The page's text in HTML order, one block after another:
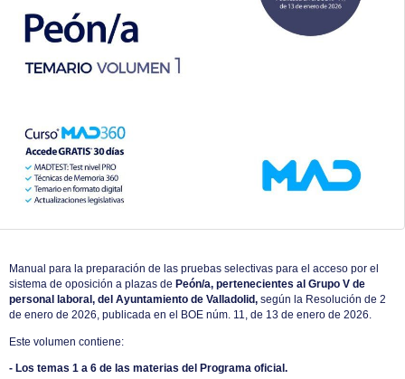
Manual para la preparación de las pruebas selectivas para el acceso por el
sistema de oposición a plazas de Peón/a, pertenecientes al Grupo V de
personal laboral, del Ayuntamiento de Valladolid, según la Resolución de 2
de enero de 2026, publicada en el BOE núm. 11, de 13 de enero de 2026.
Este volumen contiene:
- Los temas 1 a 6 de las materias del Programa oficial.